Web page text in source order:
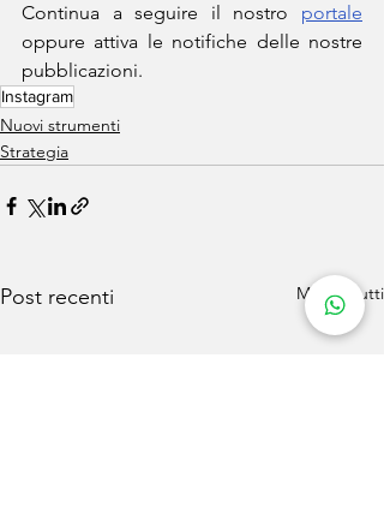
Continua a seguire il nostro portale
oppure attiva le notifiche delle nostre
pubblicazioni.
Instagram
Nuovi strumenti
Strategia
Post recenti Mostra tutti